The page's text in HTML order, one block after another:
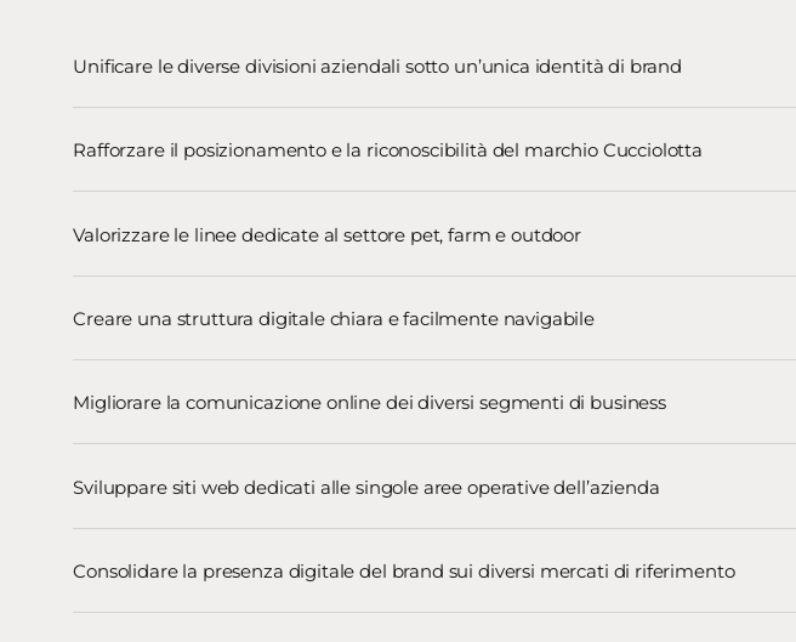
Unificare le diverse divisioni aziendali sotto un’unica identità di brand
Rafforzare il posizionamento e la riconoscibilità del marchio Cucciolotta
Valorizzare le linee dedicate al settore pet, farm e outdoor
Creare una struttura digitale chiara e facilmente navigabile
Migliorare la comunicazione online dei diversi segmenti di business
Sviluppare siti web dedicati alle singole aree operative dell’azienda
Consolidare la presenza digitale del brand sui diversi mercati di riferimento